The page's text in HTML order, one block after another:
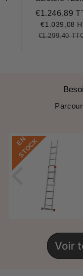
Prix
réduit
€1.246,89
€1.039,08
Prix
€1.299,40
E
N
S
T
O
C
K
Voir